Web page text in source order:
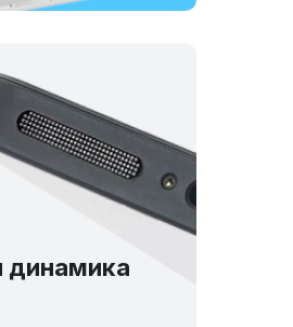
динамика